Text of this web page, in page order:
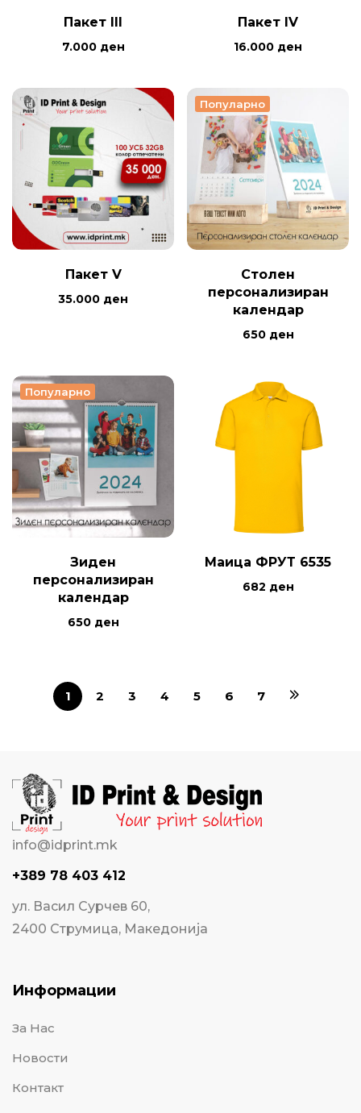
Пакет III
7.000 ден
Пакет IV
16.000 ден
Пакет V
35.000 ден
Популарно
Столен
персонализиран
календар
650 ден
Популарно
Зиден
персонализиран
календар
650 ден
Маица ФРУТ 6535
682 ден
1 2 3 4 5 6 7
info@idprint.mk
+389 78 403 412
ул. Васил Сурчев 60,
2400 Струмица, Македонија
Информации
За Нас
Новости
Контакт